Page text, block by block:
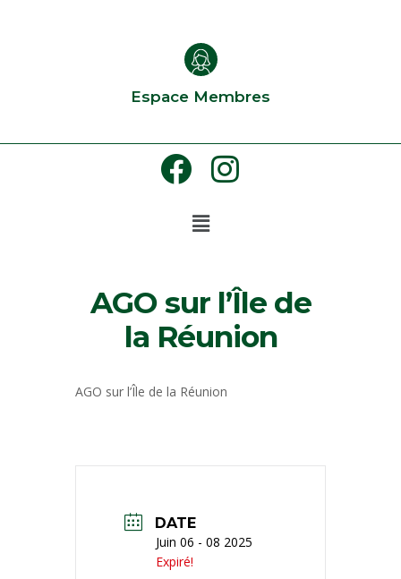
Espace Membres
AGO sur l’Île de
la Réunion
AGO sur l’Île de la Réunion
DATE
Juin 06 - 08 2025
Expiré!